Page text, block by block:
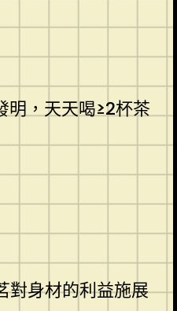
明，天天喝≥2杯茶
對身材的利益施展